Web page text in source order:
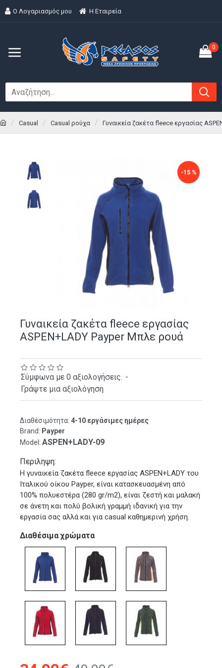
Ο Λογαριασμός μου H Εταιρεία
0
Casual Casual ρούχα Γυναικεία ζακέτα fleece εργασίας
-15 %
Γυναικεία ζακέτα fleece εργασίας
ASPEN+LADY Payper Μπλε ρουά
Διαθέσιμότητα: 4-10 εργάσιμες ημέρες
Brand: Payper
Model: ASPEN+LADY-09
Σύμφωνα με 0 αξιολογήσεις. -
Γράψτε μια αξιολόγηση
Περιληψη:
Η γυναικεία ζακέτα fleece εργασίας ASPEN+LADY του
Ιταλικού οίκου Payper, είναι κατασκευασμένη από
100% πολυεστέρα (280 gr/m2), είναι ζεστή και μαλακή
σε άνετη και πολύ βολική γραμμή ιδανική για την
εργασία σας αλλά και για casual καθημερινή χρήση.
Διαθέσιμα χρώματα